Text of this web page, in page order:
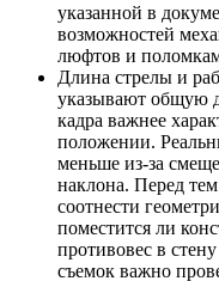
указанной в
возможностей
люфтов и
Длина стрелы и
указывают общую
кадра важнее
положении.
меньше из-за
наклона. Перед
соотнести
поместится ли
противовес в
съемок важно